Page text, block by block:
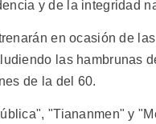
y de la integridad
en ocasión de
las hambrunas
de la del 60.
"Tiananmen" y